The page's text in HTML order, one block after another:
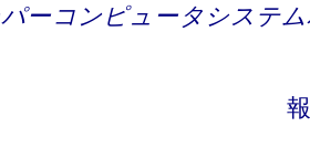
ーコンピュータシステ